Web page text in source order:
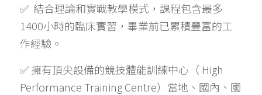
✅  結合理論和實戰教學模式，課程包含最多
1400小時的臨床實習，畢業前已累積豐富的工
作經驗。
✅ 擁有頂尖設備的競技體能訓練中心（ High
Performance Training Centre）當地、國內、國